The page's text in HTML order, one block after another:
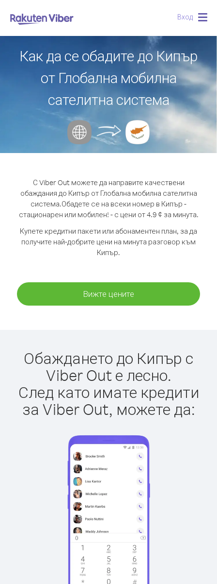
Вход
Как да се обадите до Кипър
от Глобална мобилна
сателитна система
С Viber Out можете да направите качествени
обаждания до Кипър от Глобална мобилна сателитна
система.Обадете се на всеки номер в Кипър -
стационарен или мобилен! - с цени от 4.9 ¢ за минута.
Купете кредитни пакети или абонаментен план, за да
получите най-добрите цени на минута разговор към
Кипър.
Вижте цените
Обаждането до Кипър с
Viber Out е лесно.
След като имате кредити
за Viber Out, можете да: